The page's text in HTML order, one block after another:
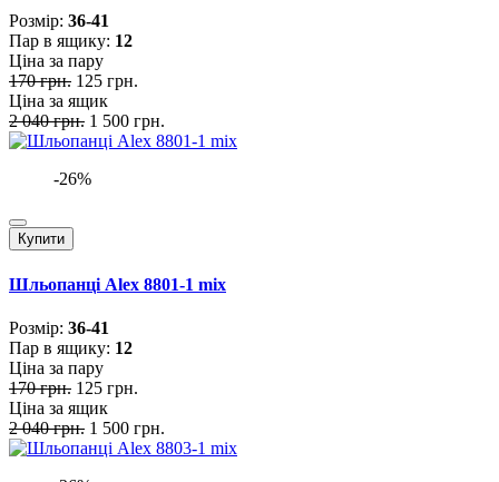
Розмiр: 36-41
Пар в ящику: 12
Ціна за пару
170 грн. 125 грн.
Ціна за ящик
2 040 грн. 1 500 грн.
-26%
Купити
Шльопанці Alex 8801-1 mix
Розмiр: 36-41
Пар в ящику: 12
Ціна за пару
170 грн. 125 грн.
Ціна за ящик
2 040 грн. 1 500 грн.